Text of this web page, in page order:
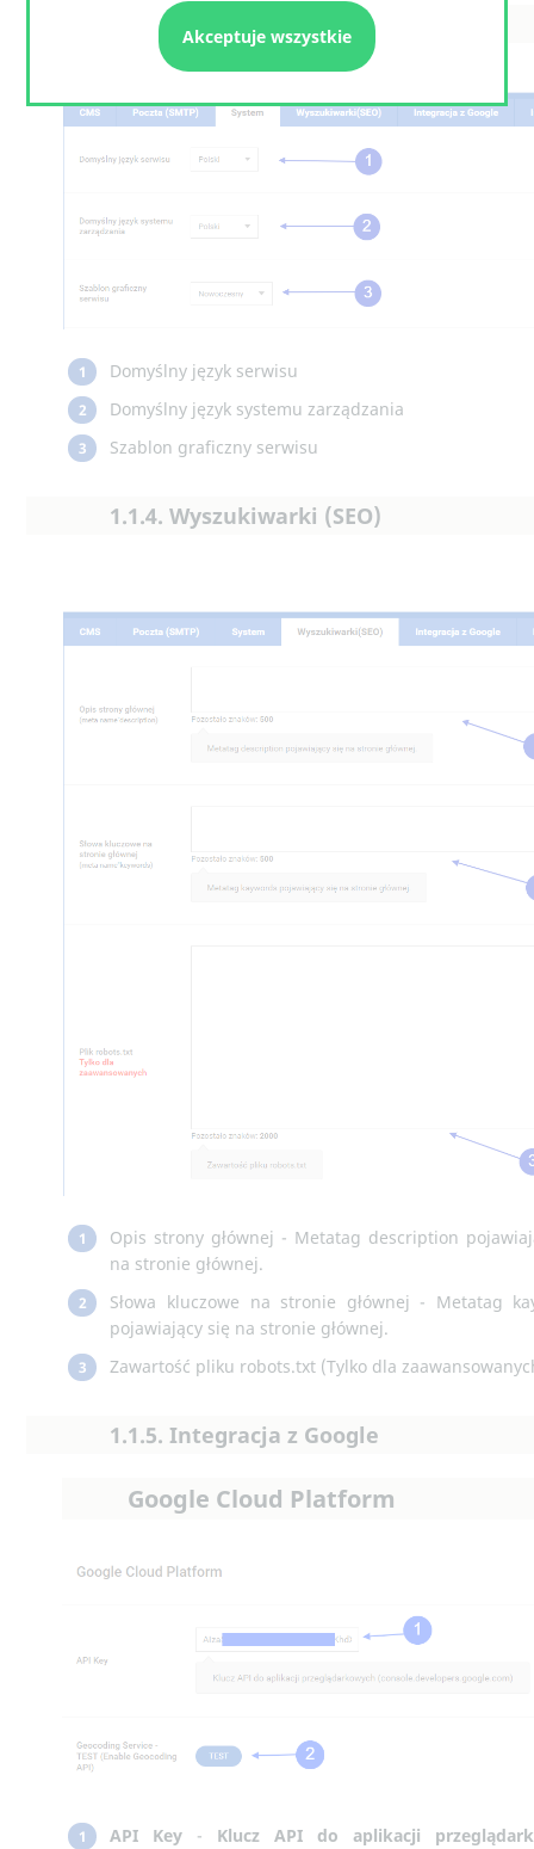
1.1.3. System
1 Domyślny język serwisu
2 Domyślny język systemu zarządzania
3 Szablon graficzny serwisu
1.1.4. Wyszukiwarki (SEO)
1
Opis strony głównej - Metatag description
na stronie głównej.
2
Słowa kluczowe na stronie głównej - Metatag
pojawiający się na stronie głównej.
3 Zawartość pliku robots.txt (Tylko dla
1.1.5. Integracja z Google
Google Cloud Platform
1 API Key - Klucz API do aplikacji
Akceptuje wszystkie